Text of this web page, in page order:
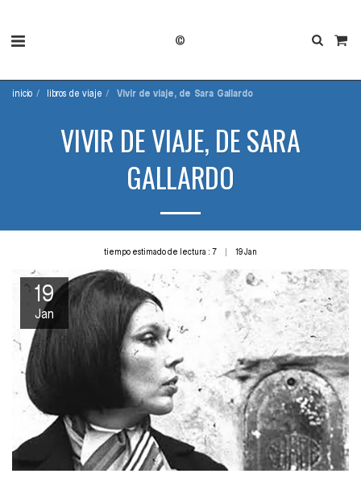
©
inicio libros de viaje Vivir de viaje, de Sara Gallardo
VIVIR DE VIAJE, DE SARA
GALLARDO
tiempo estimado de lectura : 7 19Jan
19
Jan